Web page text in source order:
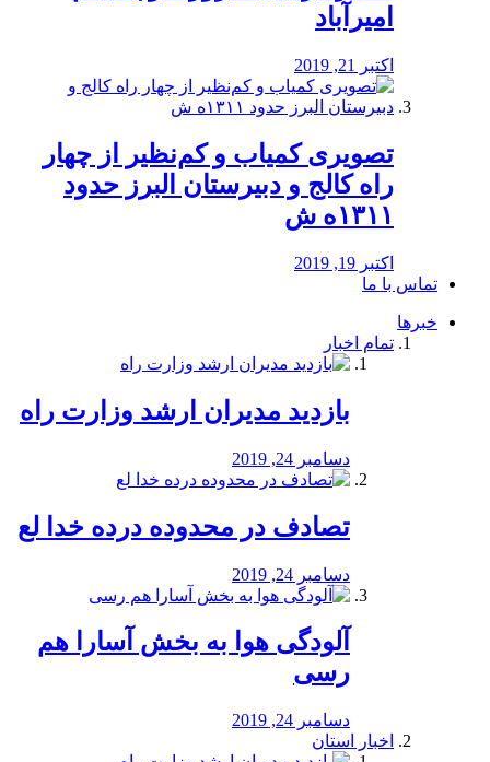
امیرآباد
اکتبر 21, 2019
️تصویری کمیاب و کم‌نظیر از چهار
راه كالج و دبيرستان البرز حدود
۱۳۱۱ه ش
اکتبر 19, 2019
تماس با ما
خبرها
تمام اخبار
بازدید مدیران ارشد وزارت راه
دسامبر 24, 2019
تصادف در محدوده درده خدا لع
دسامبر 24, 2019
آلودگی هوا به بخش آسارا هم
رسی
دسامبر 24, 2019
اخبار استان